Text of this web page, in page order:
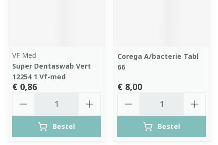
VF Med
Super Dentaswab Vert
12254 1 Vf-med
€ 0,86
Bestel
Corega A/bacterie Tabl
66
€ 8,00
Bestel